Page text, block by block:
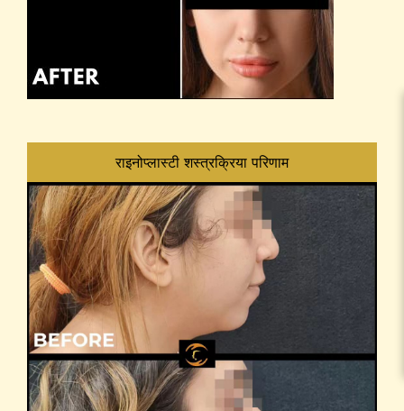
राइनोप्लास्टी शस्त्रक्रिया परिणाम